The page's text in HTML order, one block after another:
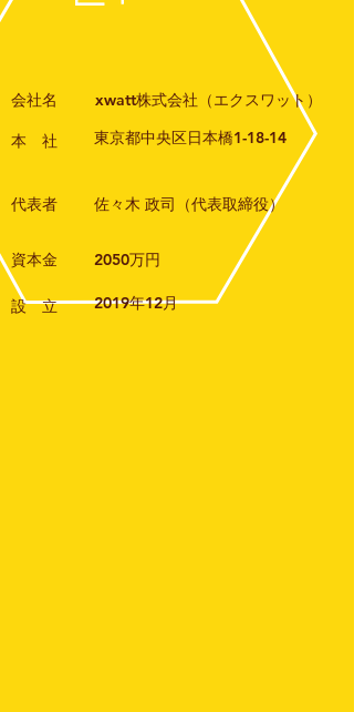
会社名
本 社
xwatt株式会社（エクスワット）
東京都中央区日本橋1-18-14
代表者 ​佐々木 政司（代表取締役）
資本金 2050万円
設 立 2019年12月